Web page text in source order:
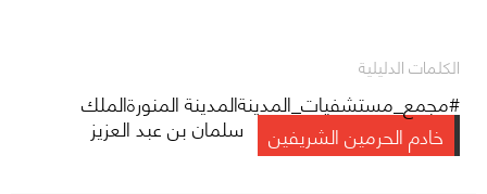
الكلمات الدليلية
#مجمع_مستشفيات_المدينةالمدينة المنورةالملك
سلمان بن عبد العزيز خادم الحرمين الشريفين